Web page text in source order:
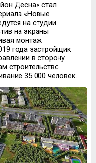
Десна» стал
«Новые
на студии
на экраны
монтаж
года застройщик
в сторону
строительство
35 000 человек.